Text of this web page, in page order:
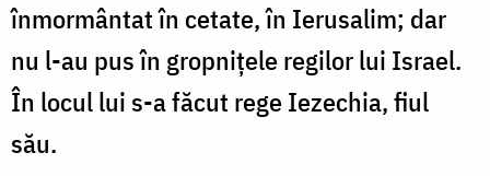
înmormântat în cetate, în Ierusalim; dar
nu l-au pus în gropniţele regilor lui Israel.
În locul lui s-a făcut rege Iezechia, fiul
său.